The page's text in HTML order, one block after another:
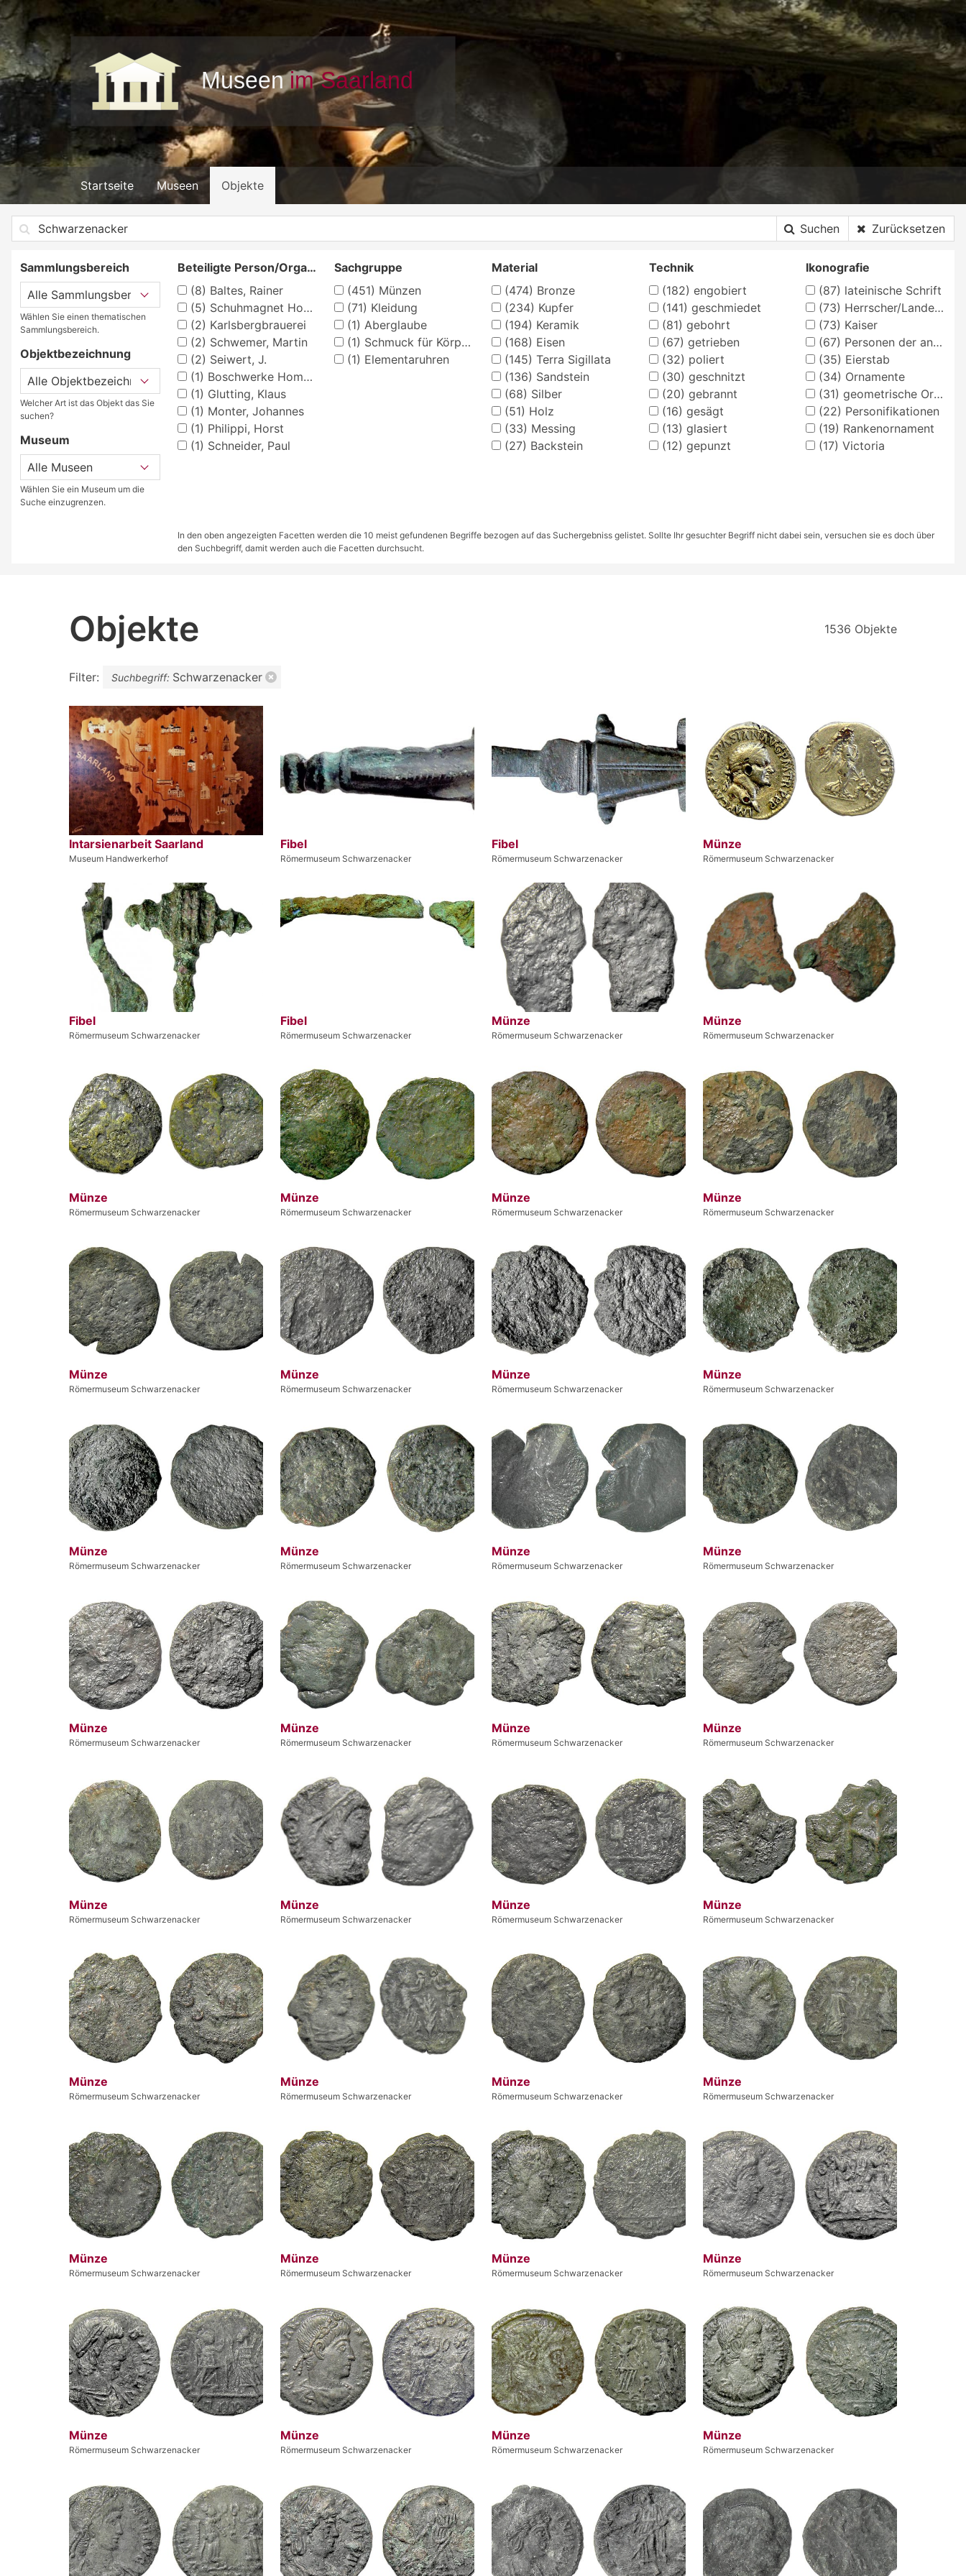
Startseite Museen Objekte
Suchen Zurücksetzen
Sammlungsbereich
Wählen Sie einen thematischen
Sammlungsbereich.
Objektbezeichnung
Welcher Art ist das Objekt das Sie
suchen?
Museum
Wählen Sie ein Museum um die
Suche einzugrenzen.
Beteiligte Person/Organisation
(8) Baltes, Rainer
(5) Schuhmagnet Homburg
(2) Karlsbergbrauerei
(2) Schwemer, Martin
(2) Seiwert, J.
(1) Boschwerke Homburg (Saar)
(1) Glutting, Klaus
(1) Monter, Johannes
(1) Philippi, Horst
(1) Schneider, Paul
Sachgruppe
(451) Münzen
(71) Kleidung
(1) Aberglaube
(1) Schmuck für Körper und Kleidung (Frauenkleidung)
(1) Elementaruhren
Material
(474) Bronze
(234) Kupfer
(194) Keramik
(168) Eisen
(145) Terra Sigillata
(136) Sandstein
(68) Silber
(51) Holz
(33) Messing
(27) Backstein
Technik
(182) engobiert
(141) geschmiedet
(81) gebohrt
(67) getrieben
(32) poliert
(30) geschnitzt
(20) gebrannt
(16) gesägt
(13) glasiert
(12) gepunzt
Ikonografie
(87) lateinische Schrift
(73) Herrscher/Landesherr
(73) Kaiser
(67) Personen der antiken Geschichte
(35) Eierstab
(34) Ornamente
(31) geometrische Ornamente
(22) Personifikationen
(19) Rankenornament
(17) Victoria
In den oben angezeigten Facetten werden die 10 meist gefundenen Begriffe bezogen auf das Suchergebniss gelistet. Sollte Ihr gesuchter Begriff nicht dabei sein, versuchen sie es doch über
den Suchbegriff, damit werden auch die Facetten durchsucht.
Objekte 1536 Objekte
Filter: Suchbegriff: Schwarzenacker
Intarsienarbeit Saarland
Museum Handwerkerhof
Fibel
Römermuseum Schwarzenacker
Fibel
Römermuseum Schwarzenacker
Münze
Römermuseum Schwarzenacker
Fibel
Römermuseum Schwarzenacker
Fibel
Römermuseum Schwarzenacker
Münze
Römermuseum Schwarzenacker
Münze
Römermuseum Schwarzenacker
Münze
Römermuseum Schwarzenacker
Münze
Römermuseum Schwarzenacker
Münze
Römermuseum Schwarzenacker
Münze
Römermuseum Schwarzenacker
Münze
Römermuseum Schwarzenacker
Münze
Römermuseum Schwarzenacker
Münze
Römermuseum Schwarzenacker
Münze
Römermuseum Schwarzenacker
Münze
Römermuseum Schwarzenacker
Münze
Römermuseum Schwarzenacker
Münze
Römermuseum Schwarzenacker
Münze
Römermuseum Schwarzenacker
Münze
Römermuseum Schwarzenacker
Münze
Römermuseum Schwarzenacker
Münze
Römermuseum Schwarzenacker
Münze
Römermuseum Schwarzenacker
Münze
Römermuseum Schwarzenacker
Münze
Römermuseum Schwarzenacker
Münze
Römermuseum Schwarzenacker
Münze
Römermuseum Schwarzenacker
Münze
Römermuseum Schwarzenacker
Münze
Römermuseum Schwarzenacker
Münze
Römermuseum Schwarzenacker
Münze
Römermuseum Schwarzenacker
Münze
Römermuseum Schwarzenacker
Münze
Römermuseum Schwarzenacker
Münze
Römermuseum Schwarzenacker
Münze
Römermuseum Schwarzenacker
Münze
Römermuseum Schwarzenacker
Münze
Römermuseum Schwarzenacker
Münze
Römermuseum Schwarzenacker
Münze
Römermuseum Schwarzenacker